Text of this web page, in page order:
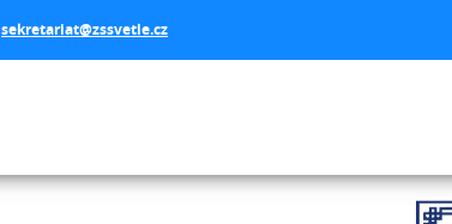
sekretariat@zssvetle.cz